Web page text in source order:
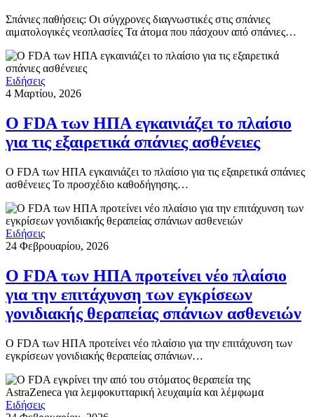
Σπάνιες παθήσεις: Οι σύγχρονες διαγνωστικές στις σπάνιες
αιματολογικές νεοπλασίες Τα άτομα που πάσχουν από σπάνιες…
Ειδήσεις
4 Μαρτίου, 2026
Ο FDA των ΗΠΑ εγκαινιάζει το πλαίσιο
για τις εξαιρετικά σπάνιες ασθένειες
Ο FDA των ΗΠΑ εγκαινιάζει το πλαίσιο για τις εξαιρετικά σπάνιες
ασθένειες Το προσχέδιο καθοδήγησης…
Ειδήσεις
24 Φεβρουαρίου, 2026
Ο FDA των ΗΠΑ προτείνει νέο πλαίσιο
για την επιτάχυνση των εγκρίσεων
γονιδιακής θεραπείας σπάνιων ασθενειών
Ο FDA των ΗΠΑ προτείνει νέο πλαίσιο για την επιτάχυνση των
εγκρίσεων γονιδιακής θεραπείας σπάνιων…
Ειδήσεις